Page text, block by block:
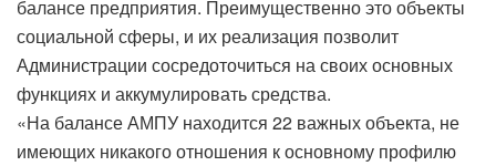
балансе предприятия. Преимущественно это объекты
социальной сферы, и их реализация позволит
Администрации сосредоточиться на своих основных
функциях и аккумулировать средства.
«На балансе АМПУ находится 22 важных объекта, не
имеющих никакого отношения к основному профилю